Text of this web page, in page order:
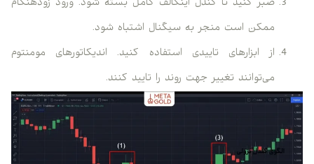
صبر کنید تا کندل اینگالف کامل بسته شود. ورود زودهنگام
ممکن است منجر به سیگنال اشتباه شود.
از ابزارهای تاییدی استفاده کنید. اندیکاتورهای مومنتوم
می‌توانند تغییر جهت روند را تایید کنند.